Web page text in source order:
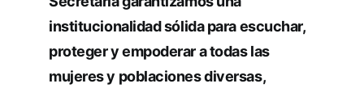
institucionalidad sólida para escuchar,
proteger y empoderar a todas las
mujeres y poblaciones diversas,